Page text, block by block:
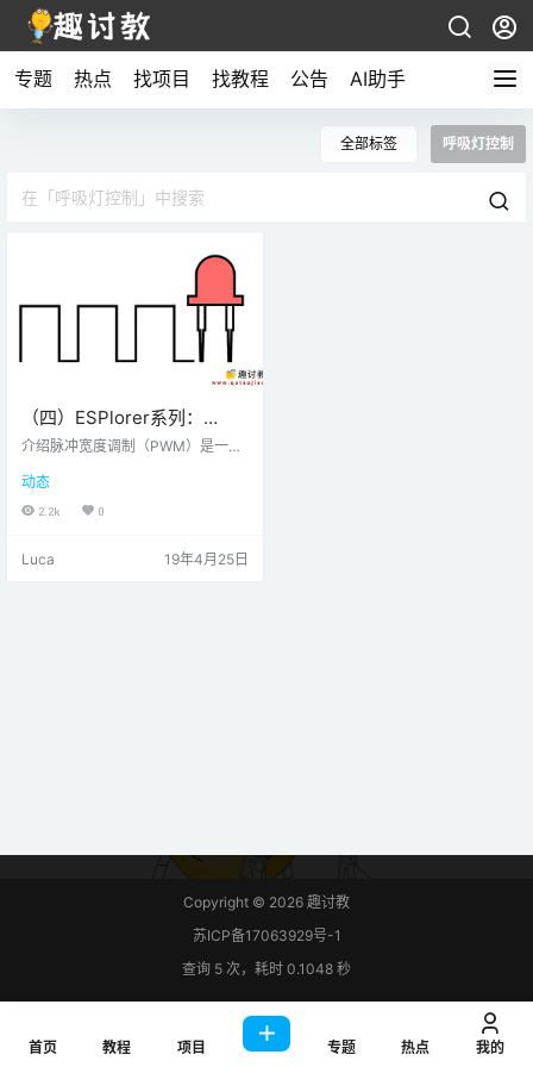
专题 热点 找项目 找教程 公告 AI助手
全部标签 呼吸灯控制
（四）ESPlorer系列：
NodeMCU PWM使用
介绍脉冲宽度调制（PWM）是一种
冲宽度的技术。LED PWMPWM生
成脉冲周期包括ON周期（VCC）和
如，周期为10ms的脉冲将保持ON
动态
2.2k 0
Luca 19年4月25日
Copyright © 2026 趣讨教
苏ICP备17063929号-1
查询 5 次，耗时 0.1048 秒
首页 教程 项目 专题 热点 我的